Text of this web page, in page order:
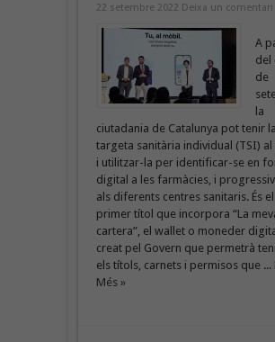
22 setembre 2022 Deixa un comentari
A
del
de
la
ciutadania de Catalunya pot tenir la
targeta sanitària individual (TSI) al
i utilitzar-la per identificar-se en
digital a les farmàcies, i
als diferents centres sanitaris. És el
primer títol que incorpora “La
cartera”, el wallet o moneder
creat pel Govern que permetrà
els títols, carnets i permisos que ...
Més »